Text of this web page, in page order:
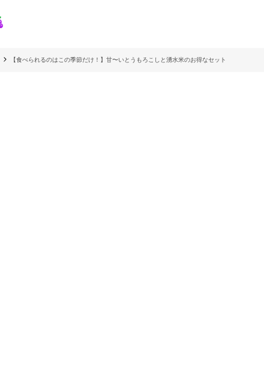
【食べられるのはこの季節だけ！】甘〜いとうもろこしと湧水米のお得なセット